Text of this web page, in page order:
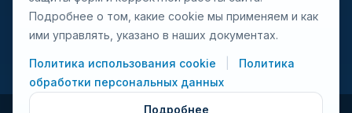
Поиск вакансий
Просмотр компаний
Подробнее о том, какие cookie мы применяем и как
ими управлять, указано в наших документах.
Политика использования cookie
Политика
обработки персональных данных
Подробнее